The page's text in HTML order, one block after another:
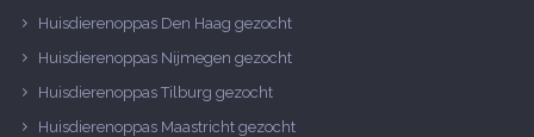
Huisdierenoppas Den Haag gezocht
Huisdierenoppas Nijmegen gezocht
Huisdierenoppas Tilburg gezocht
Huisdierenoppas Maastricht gezocht